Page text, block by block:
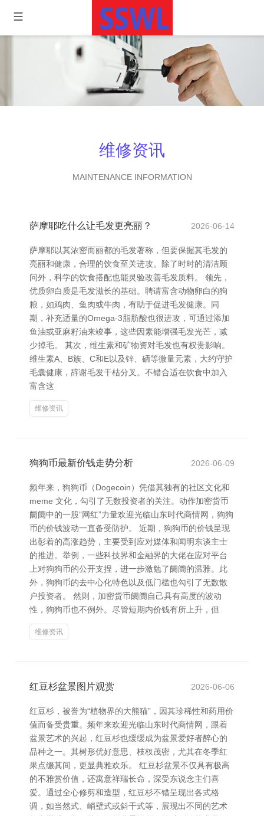
维修资讯
MAINTENANCE INFORMATION
萨摩耶吃什么让毛发更亮丽？ 2026-06-14
萨摩耶以其浓密而丽都的毛发著称，但要保握其毛发的
亮丽和健康，合理的饮食至关进攻。除了时时的清洁顾
问外，科学的饮食搭配也能灵验改善毛发质料。 领先，
优质卵白质是毛发滋长的基础。聘请富含动物卵白的狗
粮，如鸡肉、鱼肉或牛肉，有助于促进毛发健康。同
期，补充适量的Omega-3脂肪酸也很进攻，可通过添加
鱼油或亚麻籽油来竣事，这些因素能增强毛发光芒，减
少掉毛。 其次，维生素和矿物资对毛发也有权贵影响。
维生素A、B族、C和E以及锌、硒等微量元素，大约守护
毛囊健康，辞谢毛发干枯分叉。不错合适在饮食中加入
富含这
维修资讯
狗狗币最新价钱走势分析 2026-06-09
频年来，狗狗币（Dogecoin）凭借其独有的社区文化和
meme 文化，勾引了无数投资者的关注。动作加密货币
阛阓中的一股“网红”力量欢迎光临山东时代商情网，狗狗
币的价钱波动一直备受防护。 近期，狗狗币的价钱呈现
出彰着的高涨趋势，主要受到应对媒体和闻明东谈主士
的推进。举例，一些科技界和金融界的大佬在应对平台
上对狗狗币的公开支捏，进一步激勉了阛阓的温雅。此
外，狗狗币的去中心化特色以及低门槛也勾引了无数散
户投资者。 然则，加密货币阛阓自己具有高度的波动
性，狗狗币也不例外。尽管短期内价钱有所上升，但
维修资讯
红豆杉盆景图片观赏 2026-06-06
红豆杉，被誉为“植物界的大熊猫”，因其珍稀性和药用价
值而备受贵重。频年来欢迎光临山东时代商情网，跟着
盆景艺术的兴起，红豆杉也缓缓成为盆景爱好者醉心的
品种之一。其树形优好意思、枝杈茂密，尤其在冬季红
果点缀其间，更显典雅欢乐。 红豆杉盆景不仅具有极高
的不雅赏价值，还寓意祥瑞长命，深受东说念主们喜
爱。通过全心修剪和造型，红豆杉不错呈现出各式格
调，如当然式、峭壁式或斜干式等，展现出不同的艺术